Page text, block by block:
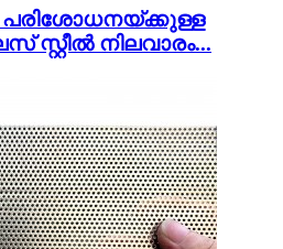
പരിശോധനയ്ക്കുള്ള
സ്റ്റീൽ നിലവാരം...